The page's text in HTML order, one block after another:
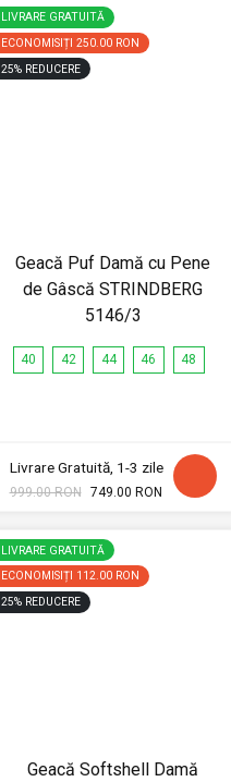
LIVRARE GRATUITĂ
ECONOMISIȚI 250.00 RON
25% REDUCERE
Geacă Puf Damă cu Pene
de Gâscă STRINDBERG
5146/3
40 42 44 46 48
Livrare Gratuită, 1-3 zile
999.00 RON 749.00 RON
LIVRARE GRATUITĂ
ECONOMISIȚI 112.00 RON
25% REDUCERE
Geacă Softshell Damă